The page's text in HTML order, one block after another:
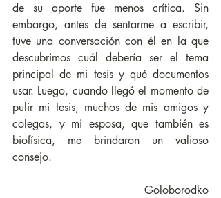
de su aporte fue menos crítica. Sin
embargo, antes de sentarme a escribir,
tuve una conversación con él en la que
descubrimos cuál debería ser el tema
principal de mi tesis y qué documentos
usar. Luego, cuando llegó el momento de
pulir mi tesis, muchos de mis amigos y
colegas, y mi esposa, que también es
biofísica, me brindaron un valioso
consejo.
Goloborodko